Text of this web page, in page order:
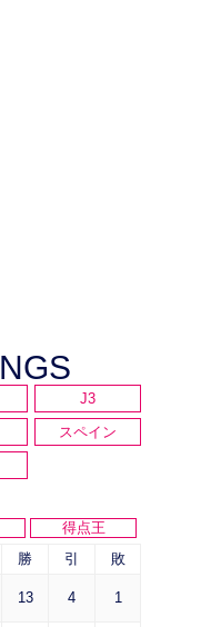
J3
スペイン
得点王
勝 引 敗
13 4 1